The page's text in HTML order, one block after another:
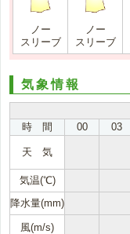
ノー
スリーブ
ノー
スリーブ
気象情報
時 間
00 03
天 気
気温(℃)
降水量(mm)
風(m/s)